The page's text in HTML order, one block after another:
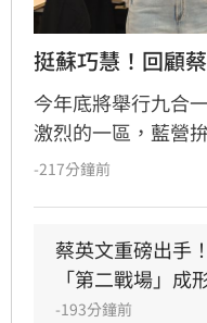
挺蘇巧慧！回顧
今年底將舉行九合
激烈的一區，藍營
參選人李四川與民
主委時，蔡英文一
的蔡英文，除了挾
的「政壇起家厝」
-217分鐘前
蔡英文重磅出手
「第二戰場」成
-193分鐘前